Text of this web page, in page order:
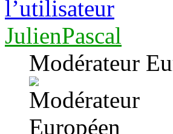
JulienPascal
Modérateur